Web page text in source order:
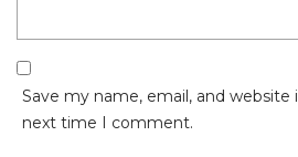
Save my name, email, and website
next time I comment.